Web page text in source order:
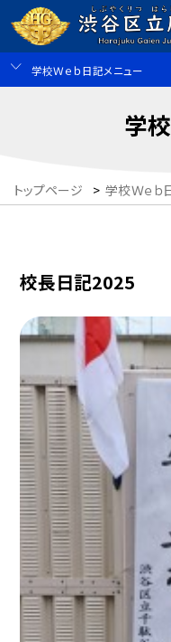
学校Ｗｅｂ日記メニュー
学
トップページ > 学校Ｗｅｂ
校長日記2025